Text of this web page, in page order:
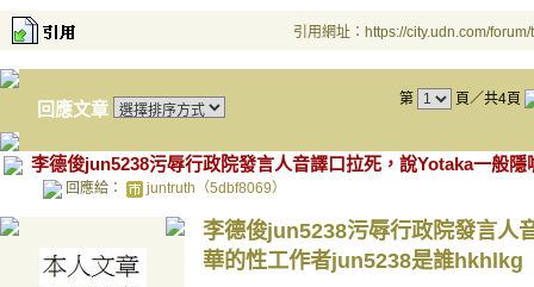
引用網址：https://city.udn.com/
回應文章 第 頁／共4頁
李德俊jun5238污辱行政院發言人音譯口拉死，說Yotaka一般
回應給： juntruth（5dbf8069）
李德俊jun5238污辱行政院發言人
華的性工作者jun5238是誰hkhlkg